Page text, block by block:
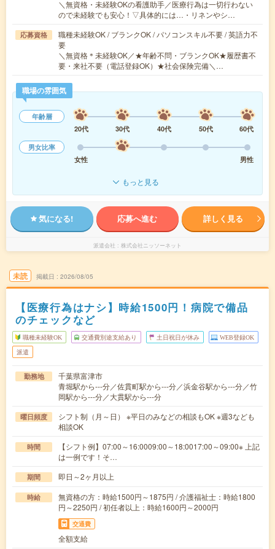
＼無資格・未経験OKの看護助手／医療行為は一切行わない
ので未経験でも安心！▽具体的には…・リネンやシ…
応募資格
職種未経験OK / ブランクOK / パソコンスキル不要 / 英語力不
要
＼無資格＊未経験OK／★年齢不問・ブランクOK★履歴書不
要・来社不要（電話登録OK）★社会保険完備＼…
職場の雰囲気
年齢層
20代
30代 40代 50代
60代
男女比率
女性
男性
もっと見る
気になる! 応募へ進む 詳しく見る
派遣会社 株式会社ニッソーネット
未読 掲載日 2026/08/05
【医療行為はナシ】時給1500円！病院で備品
のチェックなど
職種未経験OK 交通費別途支給あり 土日祝日が休み WEB登録OK
派遣
勤務地
千葉県富津市
青堀駅から---分／佐貫町駅から---分／浜金谷駅から---分／竹
岡駅から---分／大貫駅から---分
曜日頻度
シフト制（月～日） ※平日のみなどの相談もOK ※週3なども
相談OK
時間
【シフト例】07:00～16:0009:00～18:0017:00～09:00※ 上記
は一例です！そ…
期間 即日～2ヶ月以上
時給
無資格の方：時給1500円～1875円 / 介護福祉士：時給1800
円～2250円 / 初任者以上：時給1600円～2000円
交通費
全額支給